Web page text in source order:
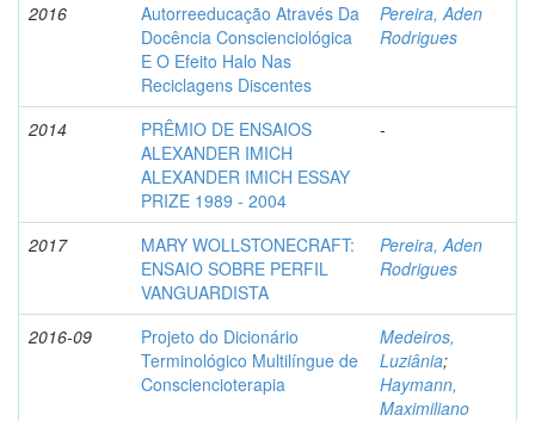
2016
Autorreeducação Através Da
Docência Conscienciológica
E O Efeito Halo Nas
Reciclagens Discentes
Pereira, Aden
Rodrigues
2014
PRÊMIO DE ENSAIOS
ALEXANDER IMICH
ALEXANDER IMICH ESSAY
PRIZE 1989 - 2004
-
2017
MARY WOLLSTONECRAFT:
ENSAIO SOBRE PERFIL
VANGUARDISTA
Pereira, Aden
Rodrigues
2016-09
Projeto do Dicionário
Terminológico Multilíngue de
Consciencioterapia
Medeiros,
Luziânia;
Haymann,
Maximiliano